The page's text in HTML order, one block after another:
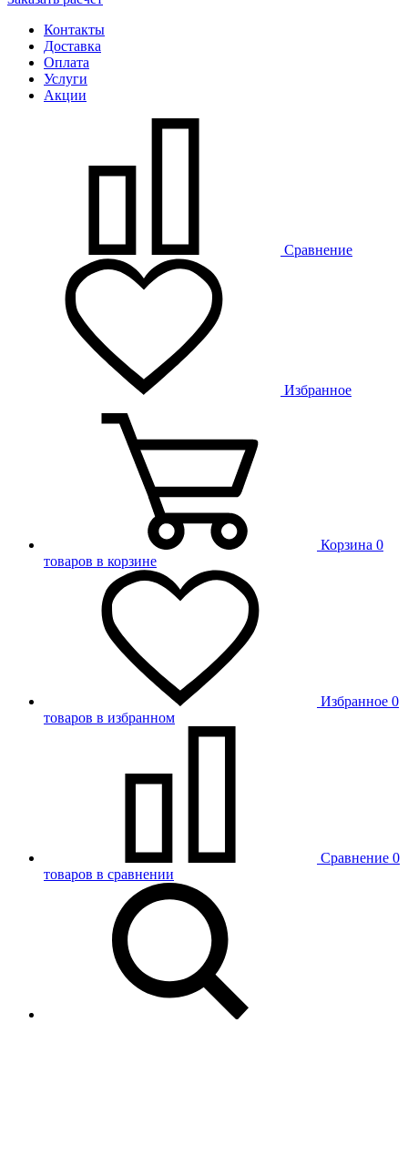
Контакты
Доставка
Оплата
Услуги
Акции
Сравнение
Избранное
Корзина 0
товаров в корзине
Избранное 0
товаров в избранном
Сравнение 0
товаров в сравнении